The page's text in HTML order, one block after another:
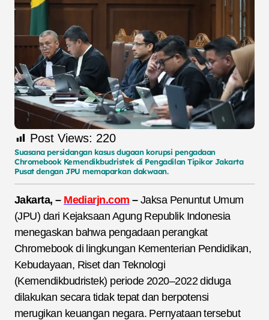
Post Views: 220
Suasana persidangan kasus dugaan korupsi pengadaan
Chromebook Kemendikbudristek di Pengadilan Tipikor Jakarta
Pusat dengan JPU memaparkan dakwaan.
Jakarta, – Mediarjn.com –Jaksa Penuntut Umum
(JPU) dari Kejaksaan Agung Republik Indonesia
menegaskan bahwa pengadaan perangkat
Chromebook di lingkungan Kementerian Pendidikan,
Kebudayaan, Riset dan Teknologi
(Kemendikbudristek) periode 2020–2022 diduga
dilakukan secara tidak tepat dan berpotensi
merugikan keuangan negara. Pernyataan tersebut